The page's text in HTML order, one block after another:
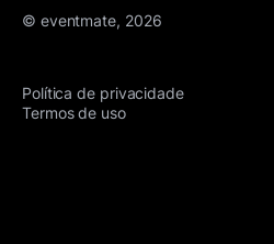
© eventmate, 2026
Política de privacidade
Termos de uso